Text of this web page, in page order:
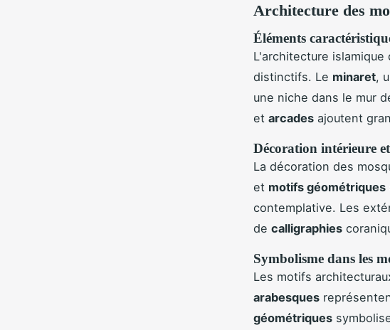
Architecture des
Éléments
L'architecture
distinctifs. Le minaret,
une niche dans le mur
et arcades ajoutent
Décoration intérieure
La décoration des
et motifs géométriques
contemplative. Les
de calligraphies
Symbolisme dans les
Les motifs
arabesques
géométriques